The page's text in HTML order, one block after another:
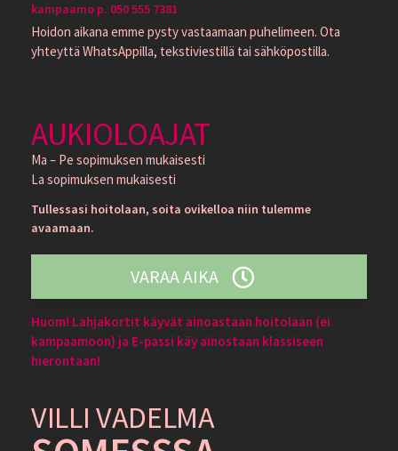
kampaamo p. 050 555 7381
Hoidon aikana emme pysty vastaamaan puhelimeen. Ota
yhteyttä WhatsAppilla, tekstiviestillä tai sähköpostilla.
AUKIOLOAJAT
Ma – Pe sopimuksen mukaisesti
La sopimuksen mukaisesti
Tullessasi hoitolaan, soita ovikelloa niin tulemme
avaamaan.
VARAA AIKA
Huom! Lahjakortit käyvät ainoastaan hoitolaan (ei
kampaamoon) ja E-passi käy ainostaan klassiseen
hierontaan!
VILLI VADELMA